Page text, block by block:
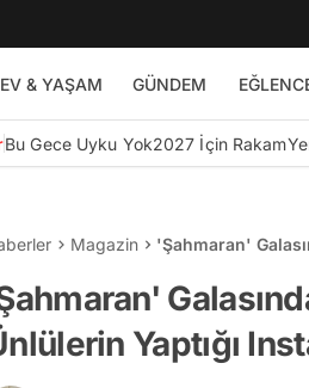
EV & YAŞAM GÜNDEM
Bu Gece Uyku Yok2027 İçin Rakam
Magazin
'Şahmaran'
Yaptığı